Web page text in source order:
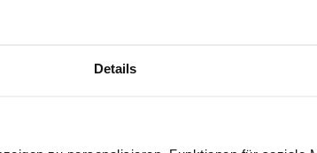
Details
darunter Supermärkte, Bäckereien,
und Kindergärten, was ihn besonders für
in der Nähe.
die zahlreiche Freizeit- und